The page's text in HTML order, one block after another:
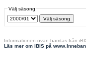
Välj säsong
Informationen ovan hämtas från
Läs mer om iBIS på